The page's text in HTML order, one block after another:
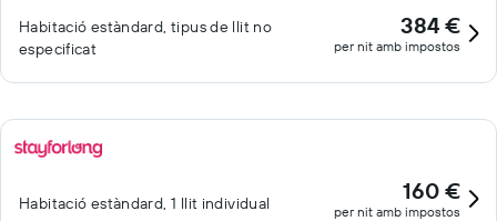
Habitació estàndard, tipus de llit no
especificat
384 €
per nit amb impostos
Habitació estàndard, 1 llit individual 160 €
per nit amb impostos